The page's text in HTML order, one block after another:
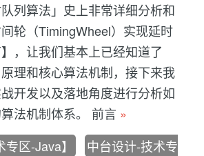
列算法」史上非常详细分析和
轮（TimingWheel）实现延时
，让我们基本上已经知道了
原理和核心算法机制，接下来我
开发以及落地角度进行分析如
法机制体系。 前言 »
专区-Java】
中台设计-技术专